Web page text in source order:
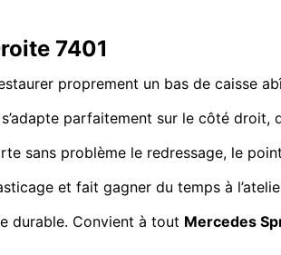
7401
proprement un bas de caisse
parfaitement sur le côté droit,
sans problème le redressage, le
et fait gagner du temps à
durable. Convient à tout Mercedes